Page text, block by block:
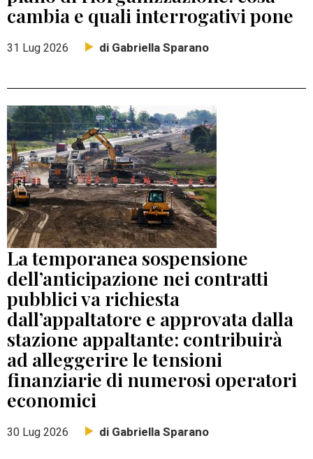
cambia e quali interrogativi pone
31 Lug 2026 di Gabriella Sparano
La temporanea sospensione
dell’anticipazione nei contratti
pubblici va richiesta
dall’appaltatore e approvata dalla
stazione appaltante: contribuirà
ad alleggerire le tensioni
finanziarie di numerosi operatori
economici
30 Lug 2026 di Gabriella Sparano